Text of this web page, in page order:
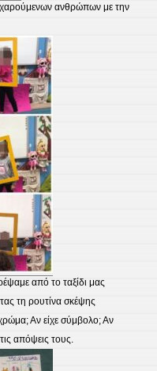
ανθρώπων με την
από το ταξίδι μας
τη ρουτίνα σκέψης
Αν είχε σύμβολο; Αν
απόψεις τους.